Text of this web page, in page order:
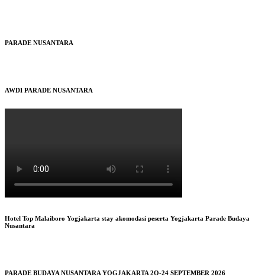
PARADE NUSANTARA
AWDI PARADE NUSANTARA
Hotel Top Malaiboro Yogjakarta stay akomodasi peserta Yogjakarta Parade Budaya
Nusantara
PARADE BUDAYA NUSANTARA YOGJAKARTA 2O-24 SEPTEMBER 2026